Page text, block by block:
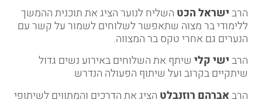
הרבישראל הכט השליח לנוער הציג את תוכנית ההמשך
ללימודי בר מצוה שתאפשר לשלוחים לשמור על קשר עם
הנערים גם אחרי טקס בר המצווה.
הרבישי קלישיתף את השלוחים באירוע נשים גדול
שיתקיים בקרוב ועל שיתוף הפעולה הנדרש
הרבאברהם רוזנבלט הציג את הדרכים והמתווים לשיתופי